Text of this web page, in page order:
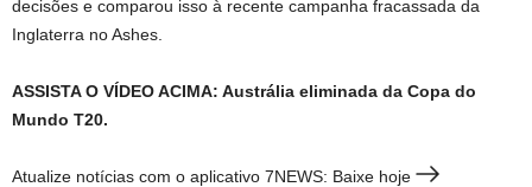
decisões e comparou isso à recente campanha fracassada da
Inglaterra no Ashes.
ASSISTA O VÍDEO ACIMA: Austrália eliminada da Copa do
Mundo T20.
Atualize notícias com o aplicativo 7NEWS: Baixe hoje